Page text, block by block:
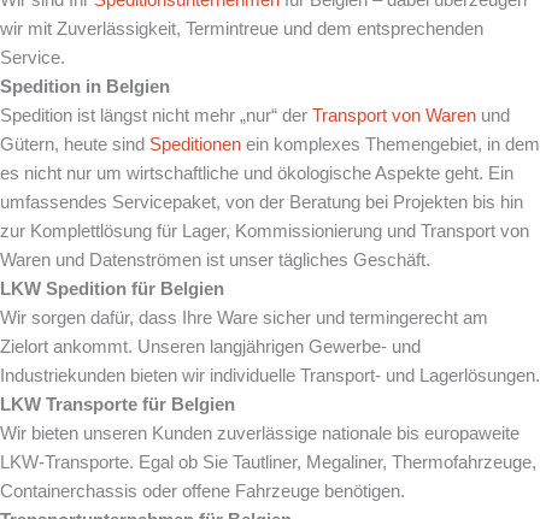
wir mit Zuverlässigkeit, Termintreue und dem entsprechenden
Service.
Spedition in Belgien
Spedition ist längst nicht mehr „nur“ der Transport von Waren und
Gütern, heute sind Speditionen ein komplexes Themengebiet, in dem
es nicht nur um wirtschaftliche und ökologische Aspekte geht. Ein
umfassendes Servicepaket, von der Beratung bei Projekten bis hin
zur Komplettlösung für Lager, Kommissionierung und Transport von
Waren und Datenströmen ist unser tägliches Geschäft.
LKW Spedition für Belgien
Wir sorgen dafür, dass Ihre Ware sicher und termingerecht am
Zielort ankommt. Unseren langjährigen Gewerbe- und
Industriekunden bieten wir individuelle Transport- und Lagerlösungen.
LKW Transporte für Belgien
Wir bieten unseren Kunden zuverlässige nationale bis europaweite
LKW-Transporte. Egal ob Sie Tautliner, Megaliner, Thermofahrzeuge,
Containerchassis oder offene Fahrzeuge benötigen.